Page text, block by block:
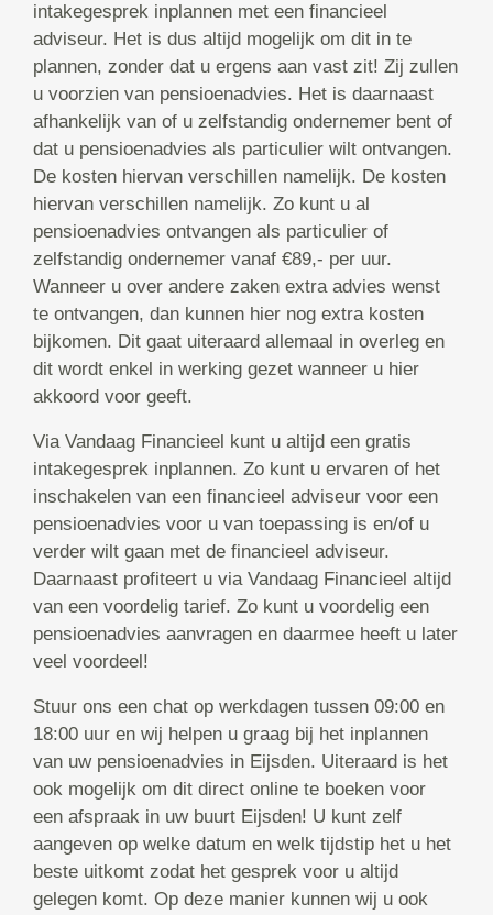
intakegesprek inplannen met een financieel
adviseur. Het is dus altijd mogelijk om dit in te
plannen, zonder dat u ergens aan vast zit! Zij zullen
u voorzien van pensioenadvies. Het is daarnaast
afhankelijk van of u zelfstandig ondernemer bent of
dat u pensioenadvies als particulier wilt ontvangen.
De kosten hiervan verschillen namelijk. De kosten
hiervan verschillen namelijk. Zo kunt u al
pensioenadvies ontvangen als particulier of
zelfstandig ondernemer vanaf €89,- per uur.
Wanneer u over andere zaken extra advies wenst
te ontvangen, dan kunnen hier nog extra kosten
bijkomen. Dit gaat uiteraard allemaal in overleg en
dit wordt enkel in werking gezet wanneer u hier
akkoord voor geeft.
Via Vandaag Financieel kunt u altijd een gratis
intakegesprek inplannen. Zo kunt u ervaren of het
inschakelen van een financieel adviseur voor een
pensioenadvies voor u van toepassing is en/of u
verder wilt gaan met de financieel adviseur.
Daarnaast profiteert u via Vandaag Financieel altijd
van een voordelig tarief. Zo kunt u voordelig een
pensioenadvies aanvragen en daarmee heeft u later
veel voordeel!
Stuur ons een chat op werkdagen tussen 09:00 en
18:00 uur en wij helpen u graag bij het inplannen
van uw pensioenadvies in Eijsden. Uiteraard is het
ook mogelijk om dit direct online te boeken voor
een afspraak in uw buurt Eijsden! U kunt zelf
aangeven op welke datum en welk tijdstip het u het
beste uitkomt zodat het gesprek voor u altijd
gelegen komt. Op deze manier kunnen wij u ook